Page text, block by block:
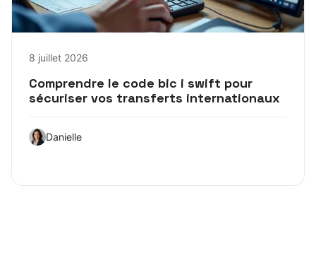
8 juillet 2026
Comprendre le code bic i swift pour
sécuriser vos transferts internationaux
Danielle